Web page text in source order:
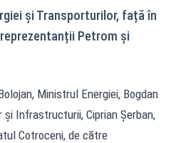
și Transporturilor, față în
Petrom și
Ministrul Energiei, Bogdan
Infrastructurii, Ciprian Șerban,
Cotroceni, de către